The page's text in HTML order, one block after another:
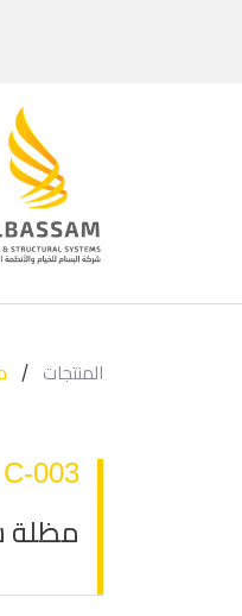
المنتجات /
C-003
مظلة